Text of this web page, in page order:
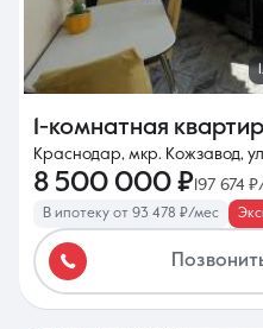
1-комнатная
Краснодар, мкр. Кожзавод,
8 500 000 ₽197 674
В ипотеку от 93 478 ₽/мес